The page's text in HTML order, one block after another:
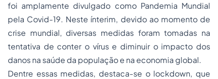
foi amplamente divulgado como Pandemia Mundial
pela Covid-19. Neste ínterim, devido ao momento de
crise mundial, diversas medidas foram tomadas na
tentativa de conter o vírus e diminuir o impacto dos
danos na saúde da população e na economia global.
Dentre essas medidas, destaca-se o lockdown, que